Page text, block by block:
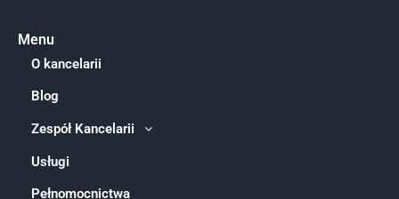
Menu
O kancelarii
Blog
Zespół Kancelarii
Usługi
Pełnomocnictwa